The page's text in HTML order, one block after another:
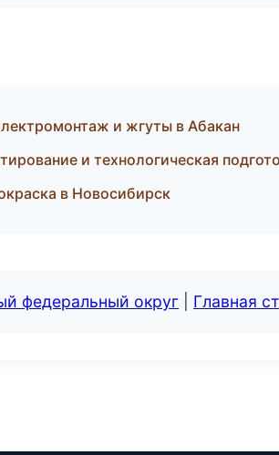
и жгуты в Абакан
и технологическая
в Новосибирск
федеральный округ Главная